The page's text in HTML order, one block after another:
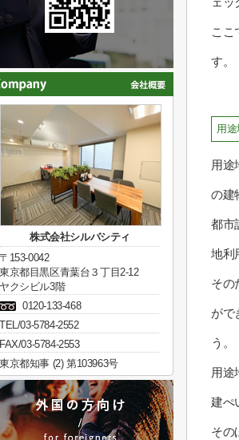
ここ
す。
用
用途
の建
都市
地利
その
がで
う。
用途
建ぺ
その
株式会社シルバシティ
〒153-0042
東京都目黒区青葉台３丁目2-12
ヤクシビル3階
0120-133-468
TEL/03-5784-2552
FAX/03-5784-2553
東京都知事 (2) 第103963号